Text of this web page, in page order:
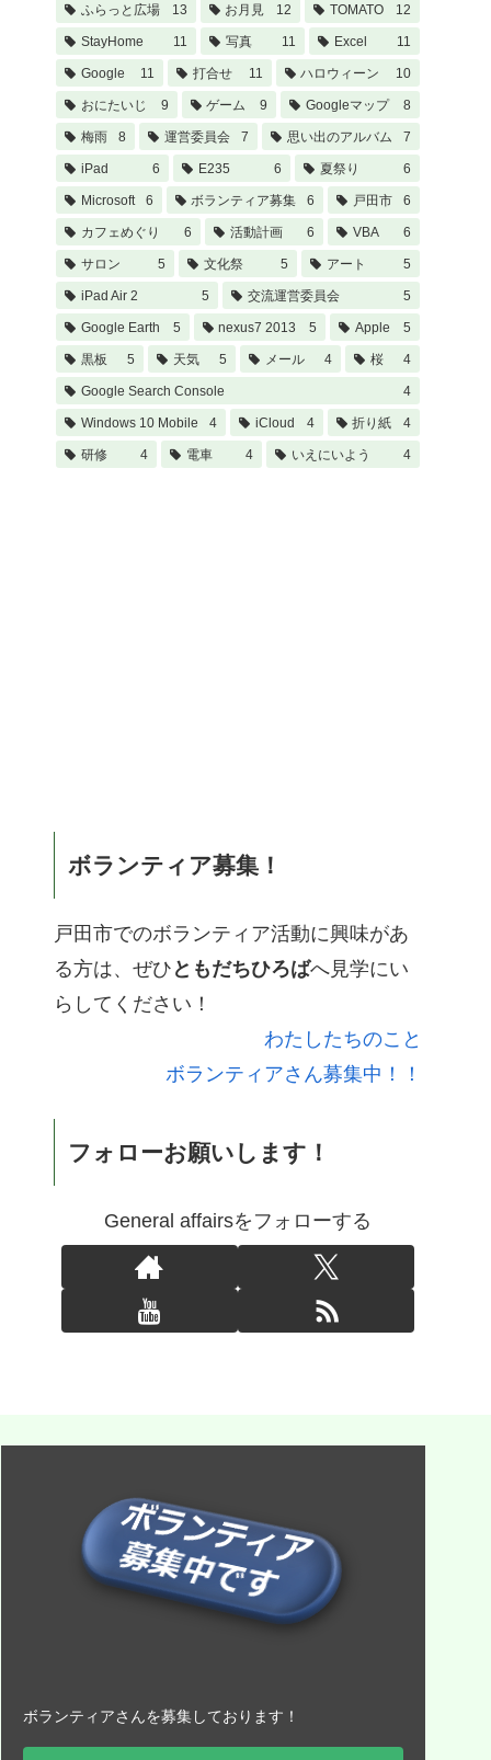
ふらっと広場 13 お月見 12 TOMATO 12
StayHome 11 写真 11 Excel 11
Google 11 打合せ 11 ハロウィーン 10
おにたいじ 9 ゲーム 9 Googleマップ 8
梅雨 8 運営委員会 7 思い出のアルバム 7
iPad 6 E235 6 夏祭り 6
Microsoft 6 ボランティア募集 6 戸田市 6
カフェめぐり 6 活動計画 6 VBA 6
サロン 5 文化祭 5 アート 5
iPad Air 2 5 交流運営委員会 5
Google Earth 5 nexus7 2013 5 Apple 5
黒板 5 天気 5 メール 4 桜 4
Google Search Console 4
Windows 10 Mobile 4 iCloud 4 折り紙 4
研修 4 電車 4 いえにいよう 4
ボランティア募集！
戸田市でのボランティア活動に興味があ
る方は、ぜひ ともだちひろばへ見学にい
らしてください！
わたしたちのこと
ボランティアさん募集中！！
フォローお願いします！
General affairsをフォローする
ボランティアさんを募集しております！